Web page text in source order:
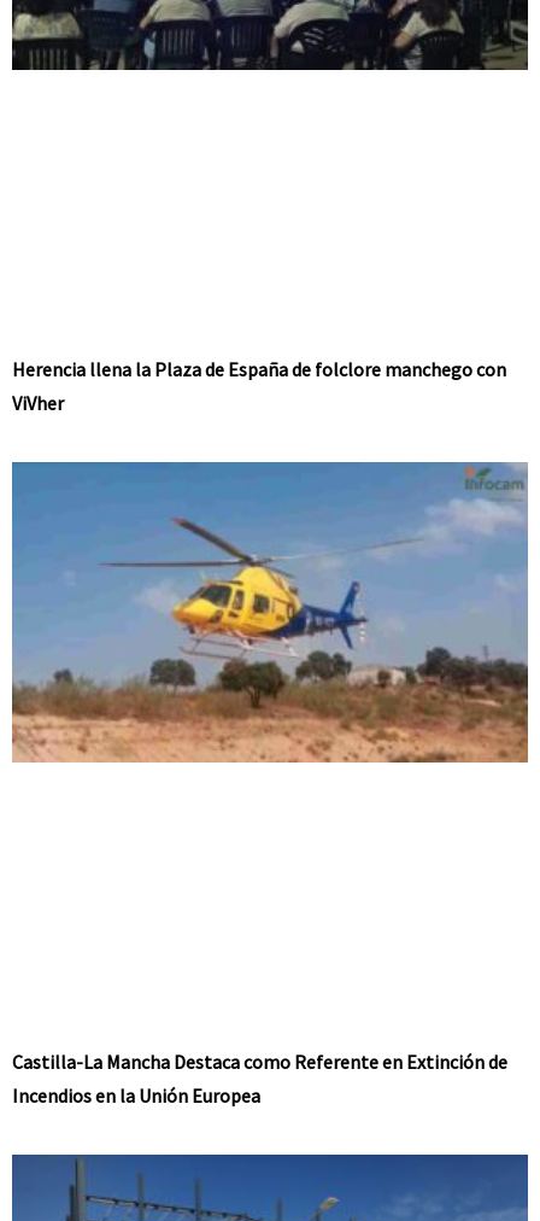
Herencia llena la Plaza de España de folclore manchego con
ViVher
Castilla-La Mancha Destaca como Referente en Extinción de
Incendios en la Unión Europea